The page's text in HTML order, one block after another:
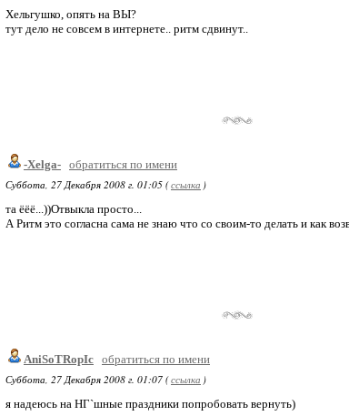
Хельгушко, опять на ВЫ?
тут дело не совсем в интернете.. ритм сдвинут..
-Xelga- обратиться по имени
Суббота, 27 Декабря 2008 г. 01:05 (ссылка )
та ёёё...))Отвыкла просто...
А Ритм это согласна сама не знаю что со своим-то делать и как
AniSoTRopIc обратиться по имени
Суббота, 27 Декабря 2008 г. 01:07 (ссылка )
я надеюсь на НГ`шные праздники попробовать вернуть)